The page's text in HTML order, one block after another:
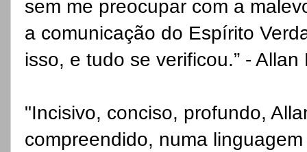
sem me preocupar com a
a comunicação do Espírito
isso, e tudo se verificou.” - Allan
"Incisivo, conciso, profundo,
compreendido, numa